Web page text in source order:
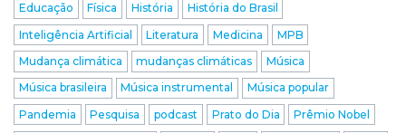
Educação
Física História
História do Brasil
Inteligência Artificial
Literatura Medicina
MPB
Mudança climática
mudanças climáticas
Música
Música brasileira
Música instrumental
Música popular
Pandemia
Pesquisa podcast Prato do Dia
Prêmio Nobel